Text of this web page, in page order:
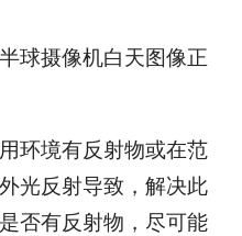
摄像机白天图像正
境有反射物或在范
光反射导致，解决此
否有反射物，尽可能